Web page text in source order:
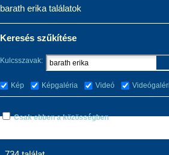
barath erika találatok
Keresés szűkítése
Kulcsszavak:
Kép Képgaléria Videó
Csak ebben a közösségben